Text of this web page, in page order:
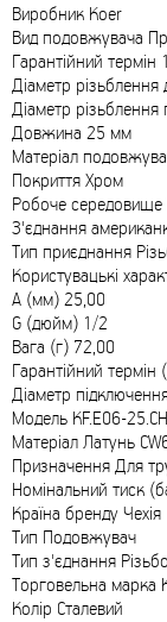
Виробник Koer
Вид подовжувача
Гарантійний термін
Діаметр
Діаметр
Довжина 25 мм
Матеріал
Покриття Хром
Робоче середовище
З'єднання
Тип приєднання
Користувацькі
A (мм) 25,00
G (дюйм) 1/2
Вага (г) 72,00
Гарантійний термін
Діаметр
Модель KF.E06-
Матеріал Латунь
Призначення Для
Номінальний тиск
Країна бренду Чехія
Тип Подовжувач
Тип з'єднання
Торговельна марка
Колір Сталевий